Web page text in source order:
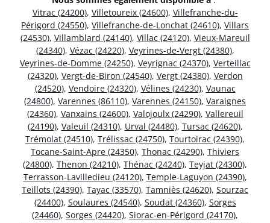
Vitrac (24200), Villetoureix (24600), Villefranche-du-
Périgord (24550), Villefranche-de-Lonchat (24610), Villars
(24530), Villamblard (24140), Villac (24120), Vieux-Mareuil
(24340), Vézac (24220), Veyrines-de-Vergt (24380),
Veyrines-de-Domme (24250), Veyrignac (24370), Verteillac
(24320), Vergt-de-Biron (24540), Vergt (24380), Verdon
(24520), Vendoire (24320), Vélines (24230), Vaunac
(24800), Varennes (86110), Varennes (24150), Varaignes
(24360), Vanxains (24600), Valojoulx (24290), Vallereuil
(24190), Valeuil (24310), Urval (24480), Tursac (24620),
Trémolat (24510), Trélissac (24750), Tourtoirac (24390),
Tocane-Saint-Apre (24350), Thonac (24290), Thiviers
(24800), Thenon (24210), Thénac (24240), Teyjat (24300),
Terrasson-Lavilledieu (24120), Temple-Laguyon (24390),
Teillots (24390), Tayac (33570), Tamniès (24620), Sourzac
(24400), Soulaures (24540), Soudat (24360), Sorges
(24460), Sorges (24420), Siorac-en-Périgord (24170),